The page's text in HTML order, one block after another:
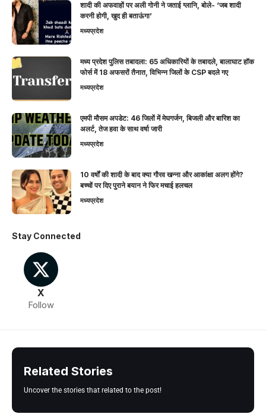
शादी की अफवाहों पर अली गोनी ने जताई ग्लानि, बोले- ‘जब शादी
करनी होगी, खुद ही बताऊंगा’
मध्यप्रदेश
मध्य प्रदेश पुलिस तबादला: 65 अधिकारियों के तबादले, बालाघाट हॉक
फोर्स में 18 अफसरों तैनात, विभिन्न जिलों के CSP बदले गए
मध्यप्रदेश
एमपी मौसम अपडेट: 46 जिलों में मेघगर्जन, बिजली और बारिश का
अलर्ट, तेज हवा के साथ वर्षा जारी
मध्यप्रदेश
10 वर्षों की शादी के बाद क्या गौरव खन्ना और आकांक्षा अलग होंगे?
बच्चों पर दिए पुराने बयान ने फिर मचाई हलचल
मध्यप्रदेश
Stay Connected
X
Follow
Related Stories
Uncover the stories that related to the post!